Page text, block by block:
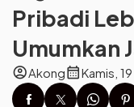
Pribadi
Umumkan
account_circleAkongcalendar_monthKamis,